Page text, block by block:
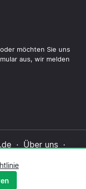
möchten Sie uns
aus, wir melden
· Über uns ·
Richtlinie